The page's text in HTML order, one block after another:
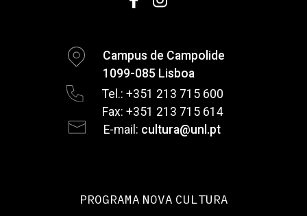
Campus de Campolide
1099-085 Lisboa
Tel.: +351 213 715 600
Fax: +351 213 715 614
E-mail: cultura@unl.pt
PROGRAMA NOVA CULTURA